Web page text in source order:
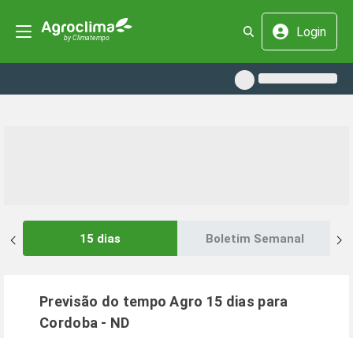
Login
15 dias Boletim Semanal
Previsão do tempo Agro 15 dias para
Cordoba - ND